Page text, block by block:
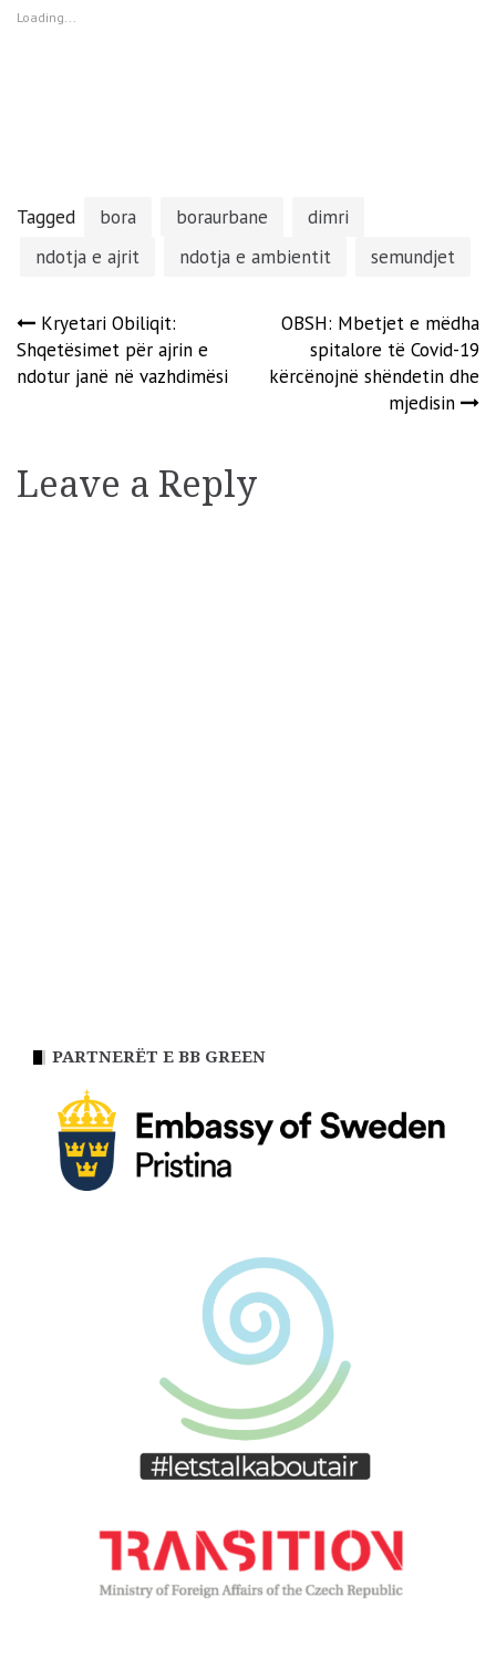
window)
Loading...
Tagged bora boraurbane
dimri
ndotja e ajrit
ndotja e ambientit semundjet
Post
navigation
Kryetari Obiliqit:
Shqetësimet për ajrin e
ndotur janë në vazhdimësi
OBSH: Mbetjet e mëdha
spitalore të Covid-19
kërcënojnë shëndetin dhe
mjedisin
Leave a Reply
PARTNERËT E BB GREEN